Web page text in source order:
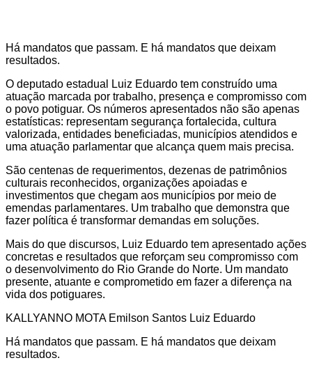
Há mandatos que passam. E há mandatos que deixam
resultados.
O deputado estadual Luiz Eduardo tem construído uma
atuação marcada por trabalho, presença e compromisso com
o povo potiguar. Os números apresentados não são apenas
estatísticas: representam segurança fortalecida, cultura
valorizada, entidades beneficiadas, municípios atendidos e
uma atuação parlamentar que alcança quem mais precisa.
São centenas de requerimentos, dezenas de patrimônios
culturais reconhecidos, organizações apoiadas e
investimentos que chegam aos municípios por meio de
emendas parlamentares. Um trabalho que demonstra que
fazer política é transformar demandas em soluções.
Mais do que discursos, Luiz Eduardo tem apresentado ações
concretas e resultados que reforçam seu compromisso com
o desenvolvimento do Rio Grande do Norte. Um mandato
presente, atuante e comprometido em fazer a diferença na
vida dos potiguares.
KALLYANNO MOTA Emilson Santos Luiz Eduardo
Há mandatos que passam. E há mandatos que deixam
resultados.